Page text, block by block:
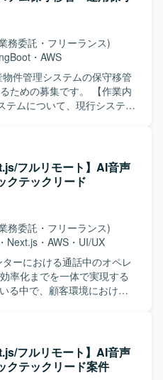
できる案件です。 Next.js、
GitHub Actionsといったモ
ックに経験することができ
CD、セキュリティなど、
ら運用まで幅広い領域に関
発いたします。 バックエン
発いたします。 インフラ
ます。 ソースコード管理に
します。
Gitリポジトリへの登録・連
ます。 Dockerを用いた開発
っていただきます。 AWS
ロイを行っていただきま
・構築を行っていただきま
コードレビューの実施を行
貫して主体的に取り組んで
てコミュニケーションを取
いただける方を求めており
立ち上げから携わることが
実装、テストまで広い工程
やFastAPI、AWS ECS、
クを用いてフルスタックに
。 CI/CDや開発標準の整備
関わっていただける環境で
を用いた構成となっており
コード管理はGitおよび
務委託・フリーランス)
・ AWS
件管理システムの保守移管
募集です。 【作業内
テムについて、現行システム
っていただきます。 【求
ステムのコードを読み解きな
いく作業に主体的に取り組
す。関係者と連携しながら
ける方が望ましいです。
域における大規模Webシス
で一連の工程に関わること
などの技術スタックを活
でいただけます。既存シス
グ力を高める機会も多い環
フルリモート】AI音声
クテックリード
務委託・フリーランス)
・ Next.js ・ AWS ・ UI/UX
ーにおける通話中のオペレ
率化までを一体で実現する
る中で、顧客環境における
められる体制づくりが課題
フロントエンドとバックエ
を担いながら技術課題の整
ムの技術的な意思決定を牽
フルリモート】AI音声
クテックリード案件